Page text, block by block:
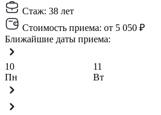
Стаж: 38 лет
Стоимость приема: от 5 050 ₽
Ближайшие даты приема:
10
Пн
11
Вт